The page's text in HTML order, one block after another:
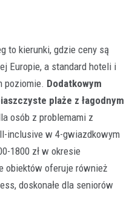
to kierunki, gdzie ceny są
Europie, a standard hoteli i
poziomie. Dodatkowym
plaże z łagodnym
osób z problemami z
inclusive w 4-gwiazdkowym
1800 zł w okresie
obiektów oferuje również
doskonałe dla seniorów